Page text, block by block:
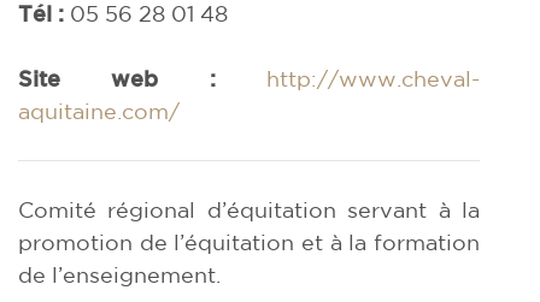
Tél : 05 56 28 01 48
Site web :
http://www.cheval-
aquitaine.com/
Comité régional d’équitation servant à la
promotion de l’équitation et à la formation
de l’enseignement.